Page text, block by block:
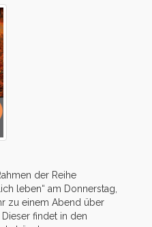
der Reihe
leben“ am Donnerstag,
zu einem Abend über
findet in den